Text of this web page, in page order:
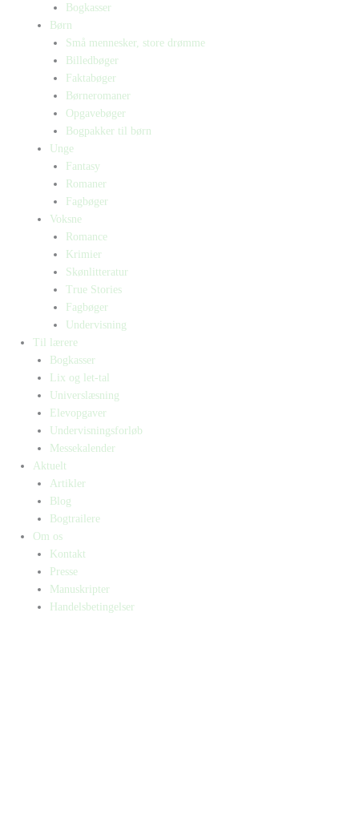
Bogkasser
Børn
Små mennesker, store drømme
Billedbøger
Faktabøger
Børneromaner
Opgavebøger
Bogpakker til børn
Unge
Fantasy
Romaner
Fagbøger
Voksne
Romance
Krimier
Skønlitteratur
True Stories
Fagbøger
Undervisning
Til lærere
Bogkasser
Lix og let-tal
Universlæsning
Elevopgaver
Undervisningsforløb
Messekalender
Aktuelt
Artikler
Blog
Bogtrailere
Om os
Kontakt
Presse
Manuskripter
Handelsbetingelser